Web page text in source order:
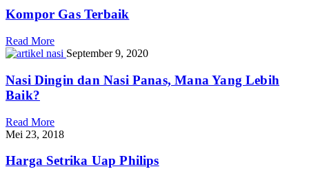
Kompor Gas Terbaik
Read More
September 9, 2020
Nasi Dingin dan Nasi Panas, Mana Yang Lebih
Baik?
Read More
Mei 23, 2018
Harga Setrika Uap Philips